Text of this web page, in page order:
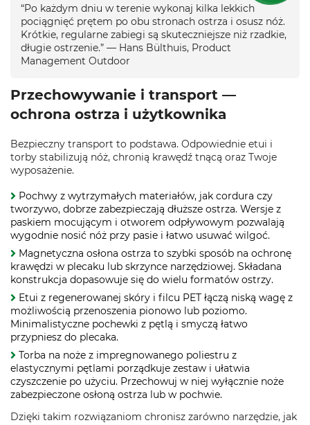
“Po każdym dniu w terenie wykonaj kilka lekkich
pociągnięć prętem po obu stronach ostrza i osusz nóż.
Krótkie, regularne zabiegi są skuteczniejsze niż rzadkie,
długie ostrzenie.” — Hans Bülthuis, Product
Management Outdoor
Przechowywanie i transport —
ochrona ostrza i użytkownika
Bezpieczny transport to podstawa. Odpowiednie etui i
torby stabilizują nóż, chronią krawędź tnącą oraz Twoje
wyposażenie.
Pochwy z wytrzymałych materiałów, jak cordura czy
tworzywo, dobrze zabezpieczają dłuższe ostrza. Wersje z
paskiem mocującym i otworem odpływowym pozwalają
wygodnie nosić nóż przy pasie i łatwo usuwać wilgoć.
Magnetyczna osłona ostrza to szybki sposób na ochronę
krawędzi w plecaku lub skrzynce narzędziowej. Składana
konstrukcja dopasowuje się do wielu formatów ostrzy.
Etui z regenerowanej skóry i filcu PET łączą niską wagę z
możliwością przenoszenia pionowo lub poziomo.
Minimalistyczne pochewki z pętlą i smyczą łatwo
przypniesz do plecaka.
Torba na noże z impregnowanego poliestru z
elastycznymi pętlami porządkuje zestaw i ułatwia
czyszczenie po użyciu. Przechowuj w niej wyłącznie noże
zabezpieczone osłoną ostrza lub w pochwie.
Dzięki takim rozwiązaniom chronisz zarówno narzędzie, jak